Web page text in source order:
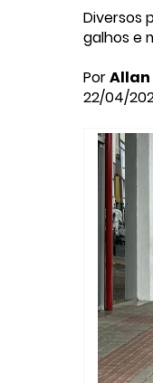
Diversos
galhos e
PorAllan
22/04/